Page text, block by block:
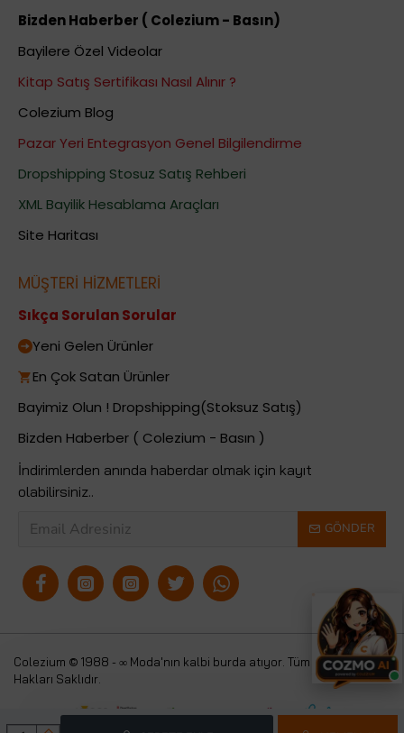
Bizden Haberber ( Colezium - Basın)
Bayilere Özel Videolar
Kitap Satış Sertifikası Nasıl Alınır ?
Colezium Blog
Pazar Yeri Entegrasyon Genel Bilgilendirme
Dropshipping Stosuz Satış Rehberi
XML Bayilik Hesablama Araçları
Site Haritası
MÜŞTERİ HİZMETLERİ
Sıkça Sorulan Sorular
Yeni Gelen Ürünler
En Çok Satan Ürünler
Bayimiz Olun ! Dropshipping(Stoksuz Satış)
Bizden Haberber ( Colezium - Basın )
İndirimlerden anında haberdar olmak için kayıt
olabilirsiniz..
GÖNDER
Colezium © 1988 - ∞ Moda'nın kalbi burda atıyor. Tüm
Hakları Saklıdır.
Colezium